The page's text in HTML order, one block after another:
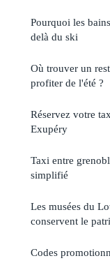
Pourquoi les
delà du ski
Où trouver un
profiter de l'été ?
Réservez votre
Exupéry
Taxi entre
simplifié
Les musées du
conservent le
Codes